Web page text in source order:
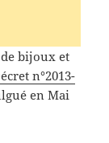
bijoux et
n°2013-
en Mai